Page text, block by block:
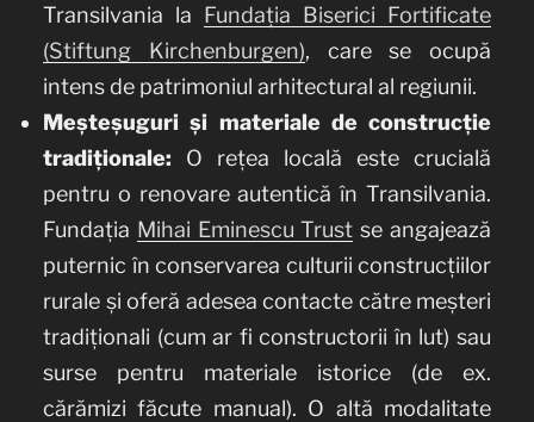
Transilvania la Fundația Biserici Fortificate
(Stiftung Kirchenburgen), care se ocupă
intens de patrimoniul arhitectural al regiunii.
Meșteșuguri și materiale de construcție
tradiționale: O rețea locală este crucială
pentru o renovare autentică în Transilvania.
Fundația Mihai Eminescu Trust se angajează
puternic în conservarea culturii construcțiilor
rurale și oferă adesea contacte către meșteri
tradiționali (cum ar fi constructorii în lut) sau
surse pentru materiale istorice (de ex.
cărămizi făcute manual). O altă modalitate